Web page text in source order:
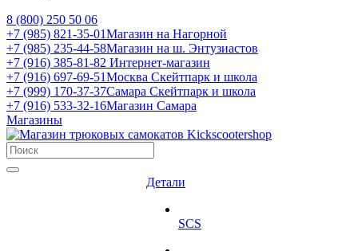
8 (800) 250 50 06
+7 (985) 821-35-01Магазин на Нагорной
+7 (985) 235-44-58Магазин на ш. Энтузиастов
+7 (916) 385-81-82 Интернет-магазин
+7 (916) 697-69-51Москва Скейтпарк и школа
+7 (999) 170-37-37Самара Скейтпарк и школа
+7 (916) 533-32-16Магазин Самара
Магазины
Детали
SCS